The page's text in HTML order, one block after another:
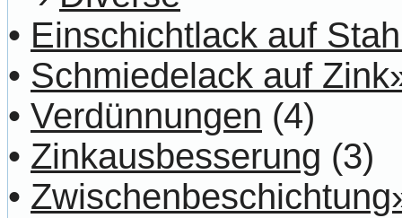
• Einschichtlack auf
• Schmiedelack auf
• Verdünnungen (4)
• Zinkausbesserung (3)
•